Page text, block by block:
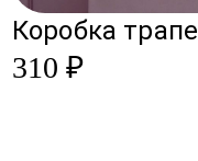
Коробка
310 ₽